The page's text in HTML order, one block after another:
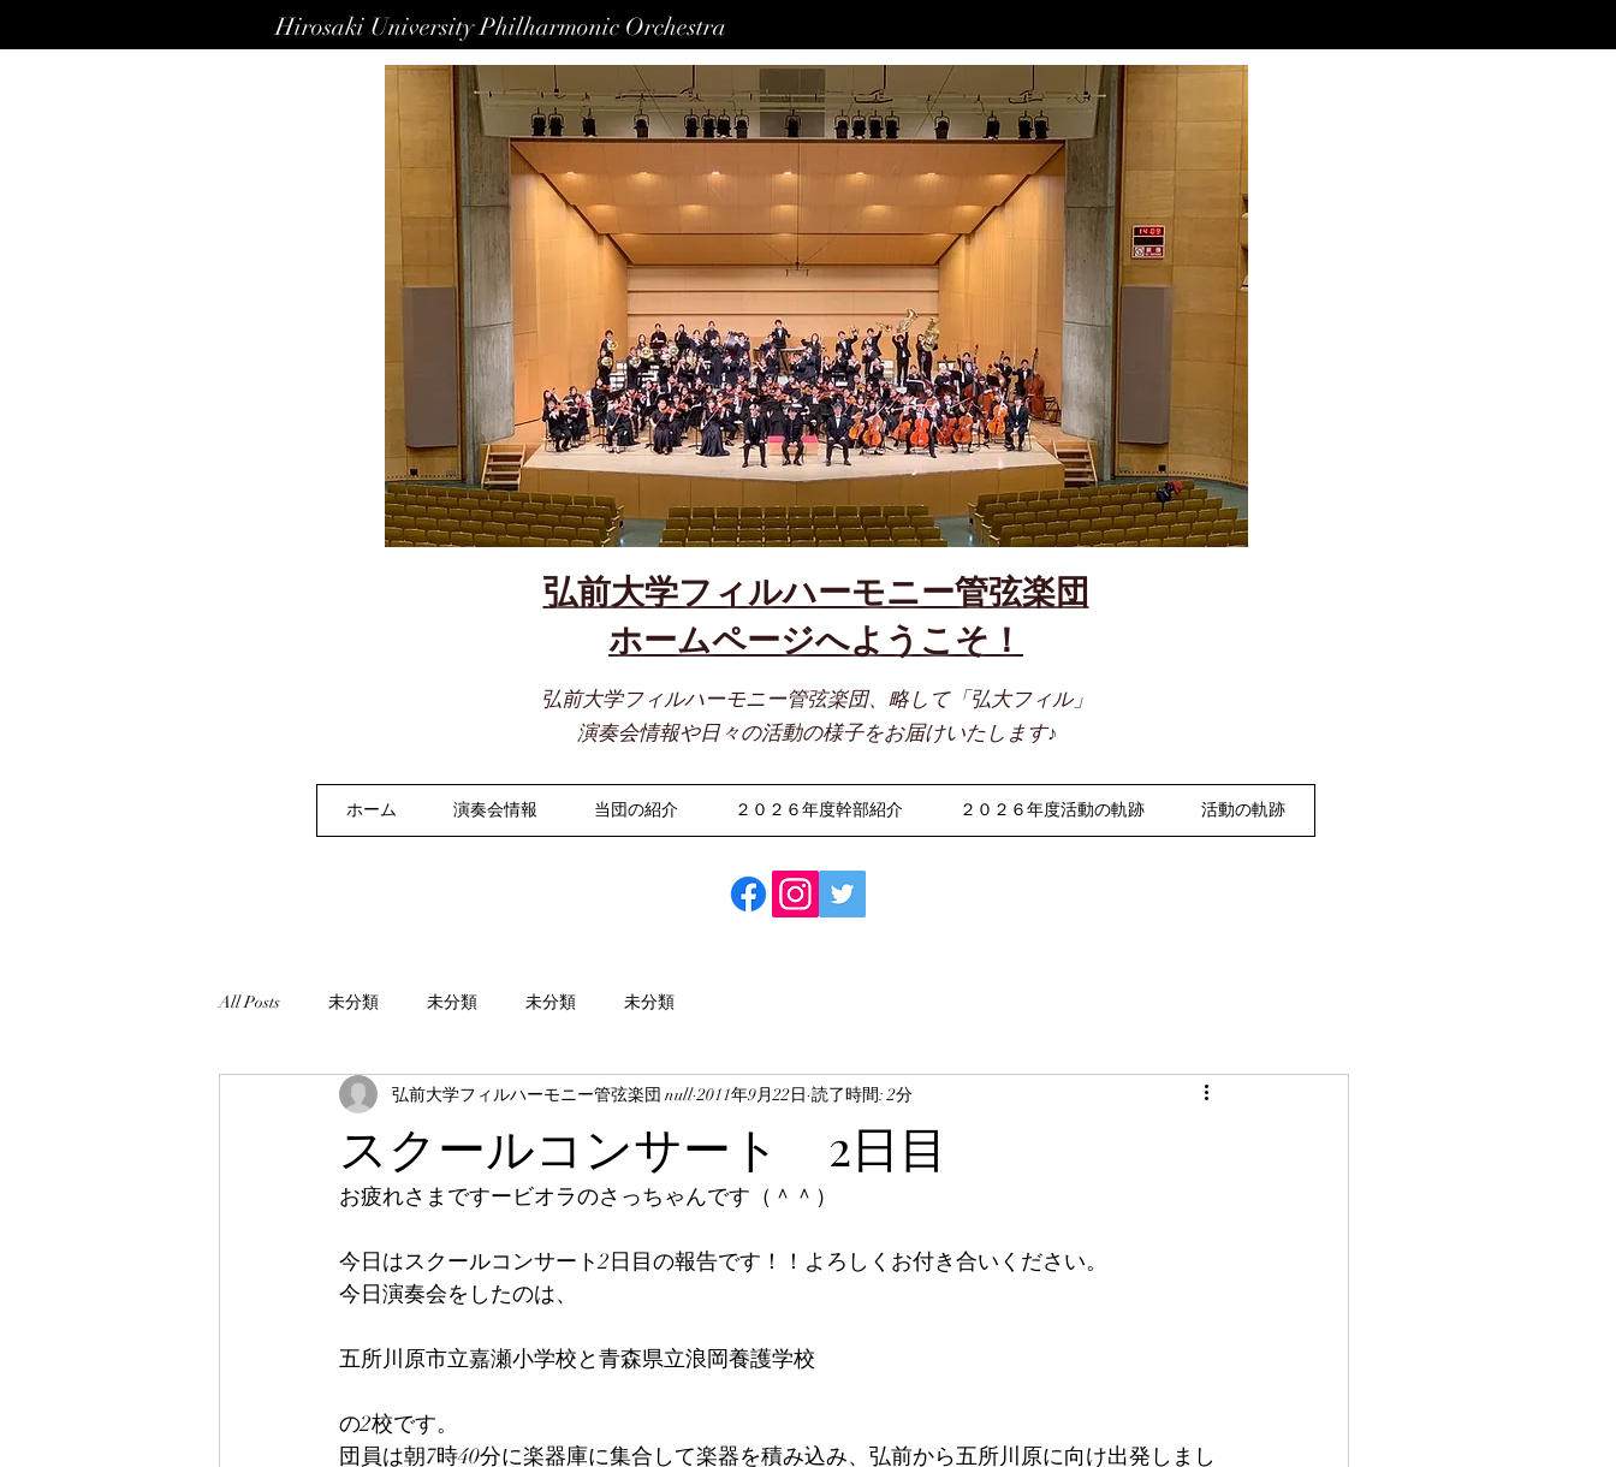
Hirosaki University Philharmonic Orchestra
弘前大学フィルハーモニー管弦楽団
​ホームページへようこそ！
弘前大学フィルハーモニー管弦楽団、略して「弘大フィル」
演奏会情報や日々の活動の様子をお届けいたします♪
ホーム 演奏会情報 当団の紹介 ２０２６年度幹部紹介 ２０２６年度活動の軌跡 活動の軌跡
All Posts 未分類 未分類 未分類 未分類
スクールコンサート 2日目
弘前大学フィルハーモニー管弦楽団 null 2011年9月22日 読了時間: 2分
お疲れさまですービオラのさっちゃんです（＾＾）
今日はスクールコンサート2日目の報告です！！よろしくお付き合いください。
今日演奏会をしたのは、
五所川原市立嘉瀬小学校と青森県立浪岡養護学校
の2校です。
団員は朝7時40分に楽器庫に集合して楽器を積み込み、弘前から五所川原に向け出発しまし